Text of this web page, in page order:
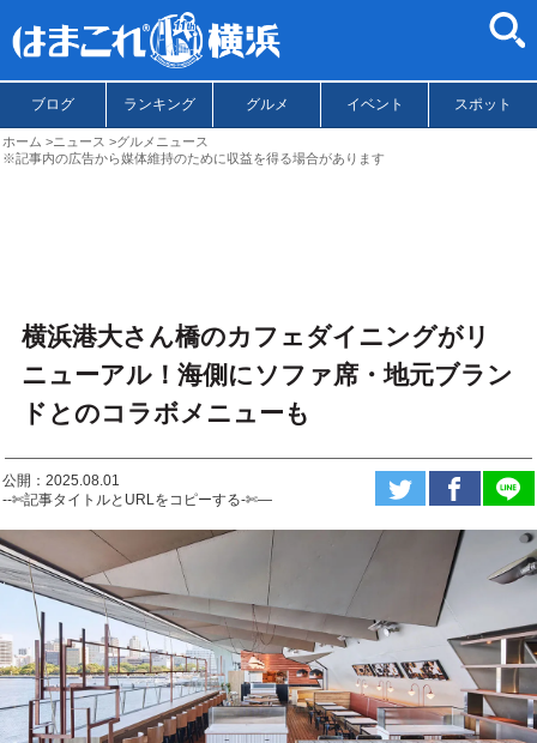
ブログ ランキング グルメ イベント スポット
ホーム ニュース
グルメニュース
※記事内の広告から媒体維持のために収益を得る場合があります
横浜港大さん橋のカフェダイニングがリ
ニューアル！海側にソファ席・地元ブラン
ドとのコラボメニューも
公開：2025.08.01
--✄記事タイトルとURLをコピーする-✄—